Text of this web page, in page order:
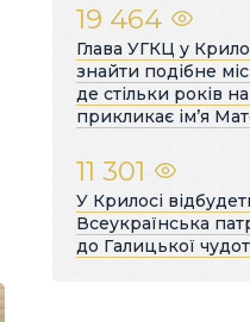
19 464
Глава УГКЦ у
знайти подібне
де стільки років
прикликає ім’я
11 301
У Крилосі
Всеукраїнська
до Галицької